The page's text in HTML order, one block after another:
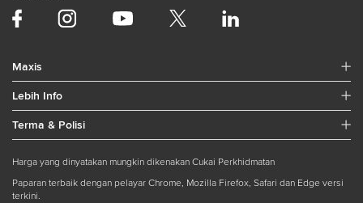
Maxis
Lebih Info
Terma & Polisi
Harga yang dinyatakan mungkin dikenakan Cukai Perkhidmatan
Paparan terbaik dengan pelayar Chrome, Mozilla Firefox, Safari dan Edge versi
terkini.